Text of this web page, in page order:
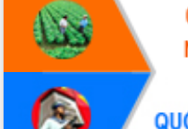
Tháo gỡ những vướng mắc, đẩy mạnh
công tác cải cách thủ tục hành chính
tại Trung tâm Phục vụ hành chính
công tỉnh
Đắk Lắk: Tôn vinh 46 giải pháp tại Hội
thi Sáng tạo Kỹ thuật 2024 - 2025